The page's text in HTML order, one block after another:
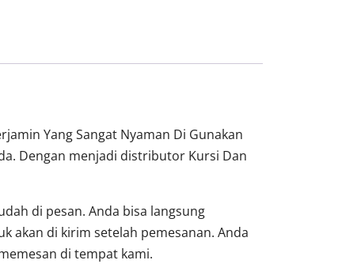
Yang Sangat Nyaman Di Gunakan
Dengan menjadi distributor Kursi Dan
di pesan. Anda bisa langsung
akan di kirim setelah pemesanan. Anda
di tempat kami.